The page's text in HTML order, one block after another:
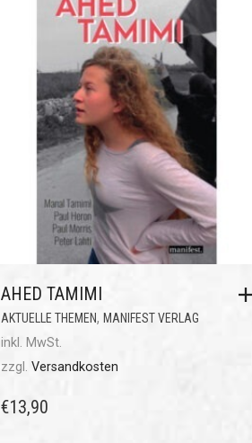
AHED TAMIMI
AKTUELLE THEMEN, MANIFEST VERLAG
inkl. MwSt.
zzgl. Versandkosten
€13,90